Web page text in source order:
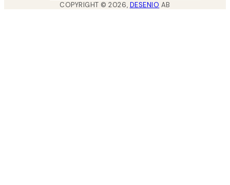
COPYRIGHT ©2026, DESENIO AB